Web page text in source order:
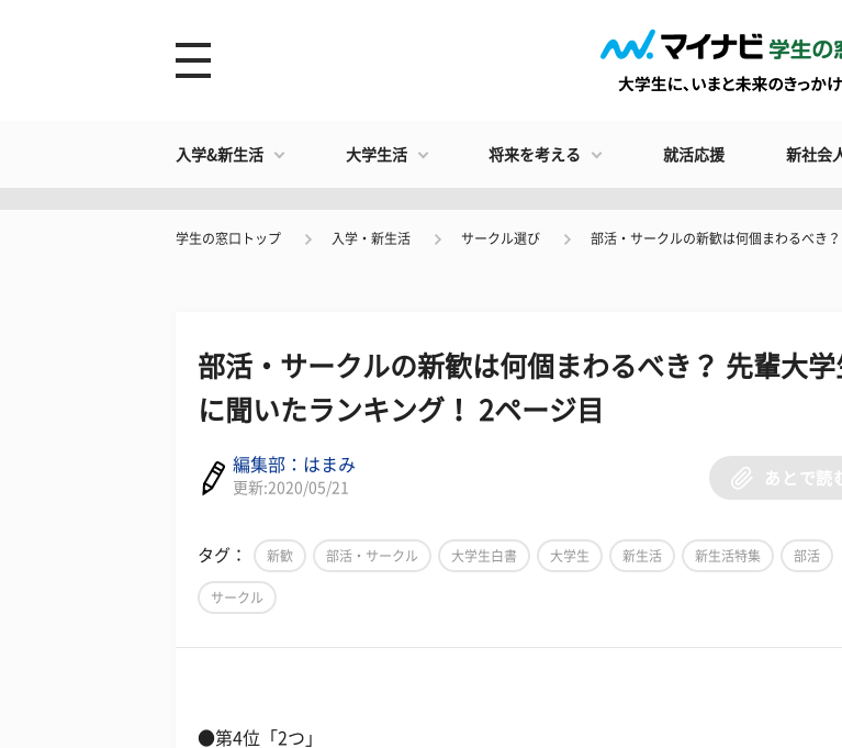
入学&新生活 大学生活 将来を考える 就活応援 新社会
学生の窓口トップ 入学・新生活 サークル選び 部活・サークルの新歓は何個まわるべき
部活・サークルの新歓は何個まわるべき？ 先輩大学
に聞いたランキング！ 2ページ目
編集部：はまみ
更新:2020/05/21
あとで読
タグ： 新歓 部活・サークル 大学生白書 大学生 新生活 新生活特集 部活
サークル
●第4位「2つ」